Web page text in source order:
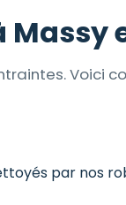
Voici
par nos